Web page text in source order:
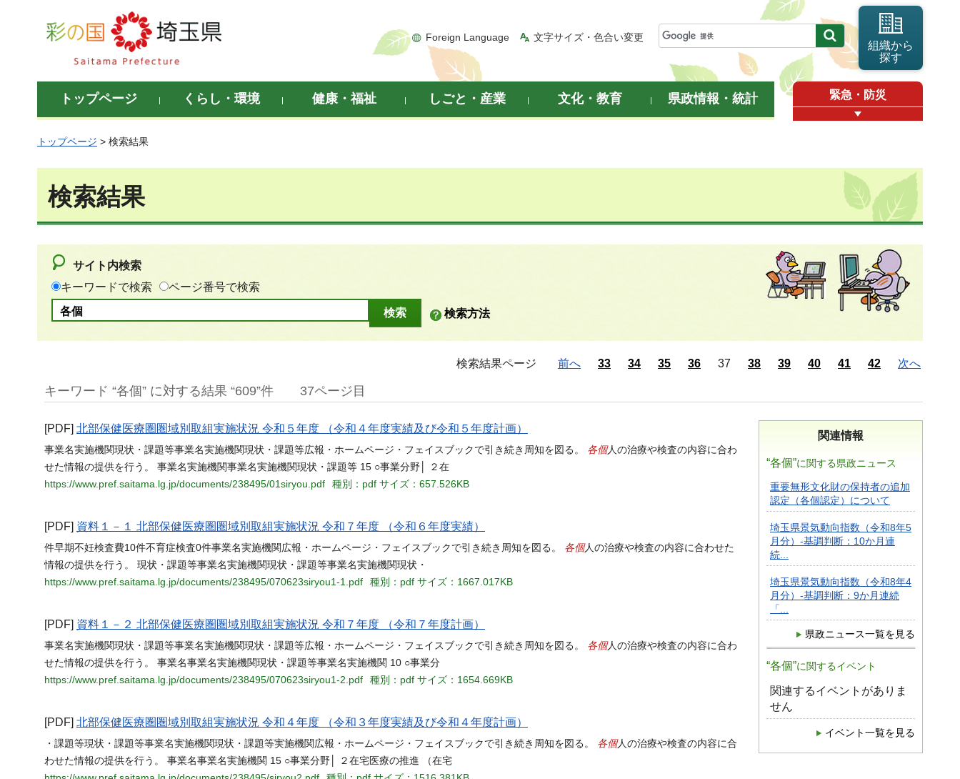
彩の国 埼玉県
Foreign Language 文字サイズ・色合い変更
組織から
探す
トップページ くらし・環境 健康・福祉 しごと・産業 文化・教育 県政情報・統計 緊急・防災
トップページ > 検索結果
検索結果
サイト内検索
キーワードで検索
ページ番号で検索
検索方法
検索結果ページ 前へ 33 34 35 36 37 38 39 40 41 42 次へ
キーワード “各個” に対する結果 “609”件 37ページ目
関連情報
“各個”に関する県政ニュース
重要無形文化財の保持者の追加
認定（各個認定）について
埼玉県景気動向指数（令和8年5
月分）-基調判断：10か月連
続...
埼玉県景気動向指数（令和8年4
月分）-基調判断：9か月連続
「...
県政ニュース一覧を見る
“各個”に関するイベント
関連するイベントがありま
せん
イベント一覧を見る
[PDF] 北部保健医療圏圏域別取組実施状況 令和５年度 （令和４年度実績及び令和５年度計画）
事業名実施機関現状・課題等事業名実施機関現状・課題等広報・ホームページ・フェイスブックで引き続き周知を図る。 各個人の治療や検査の内容に合わ
せた情報の提供を行う。 事業名実施機関事業名実施機関現状・課題等 15 ○事業分野│ ２在
https://www.pref.saitama.lg.jp/documents/238495/01siryou.pdf
種別：pdf サイズ：657.526KB
[PDF] 資料１－１ 北部保健医療圏圏域別取組実施状況 令和７年度 （令和６年度実績）
件早期不妊検査費10件不育症検査0件事業名実施機関広報・ホームページ・フェイスブックで引き続き周知を図る。 各個人の治療や検査の内容に合わせた
情報の提供を行う。 現状・課題等事業名実施機関現状・課題等事業名実施機関現状・
https://www.pref.saitama.lg.jp/documents/238495/070623siryou1-1.pdf
種別：pdf サイズ：1667.017KB
[PDF] 資料１－２ 北部保健医療圏圏域別取組実施状況 令和７年度 （令和７年度計画）
事業名実施機関現状・課題等事業名実施機関現状・課題等広報・ホームページ・フェイスブックで引き続き周知を図る。 各個人の治療や検査の内容に合わ
せた情報の提供を行う。 事業名事業名実施機関現状・課題等事業名実施機関 10 ○事業分
https://www.pref.saitama.lg.jp/documents/238495/070623siryou1-2.pdf
種別：pdf サイズ：1654.669KB
[PDF] 北部保健医療圏圏域別取組実施状況 令和４年度 （令和３年度実績及び令和４年度計画）
・課題等現状・課題等事業名実施機関現状・課題等実施機関広報・ホームページ・フェイスブックで引き続き周知を図る。 各個人の治療や検査の内容に合
わせた情報の提供を行う。 事業名事業名実施機関 15 ○事業分野│ ２在宅医療の推進 （在宅